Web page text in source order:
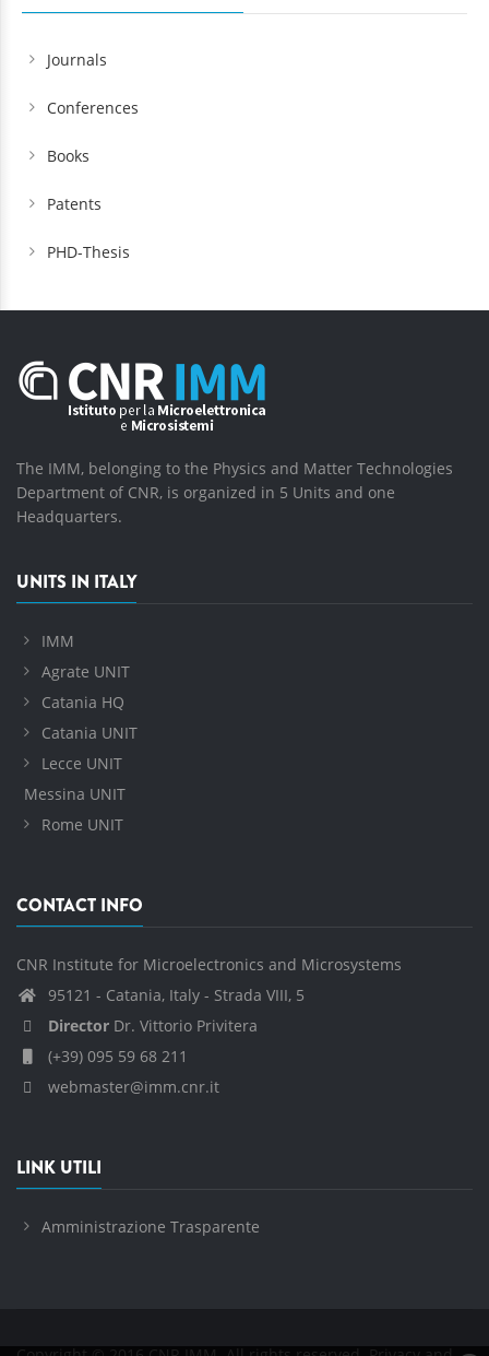
Journals
Conferences
Books
Patents
PHD-Thesis
The IMM, belonging to the Physics and Matter Technologies
Department of CNR, is organized in 5 Units and one
Headquarters.
UNITS IN ITALY
IMM
Agrate UNIT
Catania HQ
Catania UNIT
Lecce UNIT
Messina UNIT
Rome UNIT
CONTACT INFO
CNR Institute for Microelectronics and Microsystems
95121 - Catania, Italy - Strada VIII, 5
Director Dr. Vittorio Privitera
(+39) 095 59 68 211
webmaster@imm.cnr.it
LINK UTILI
Amministrazione Trasparente